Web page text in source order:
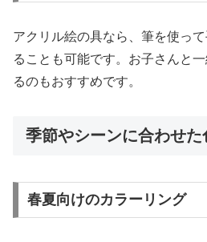
アクリル絵の具なら、筆を使っ
ることも可能です。お子さんと
るのもおすすめです。
季節やシーンに合わせた
春夏向けのカラーリング